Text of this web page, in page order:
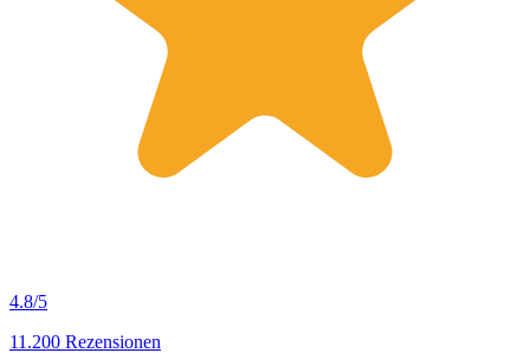
4.8/5
11.200 Rezensionen